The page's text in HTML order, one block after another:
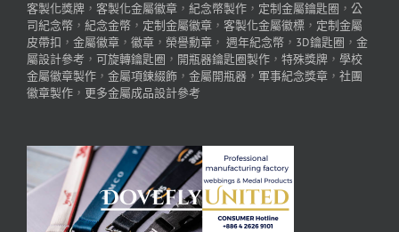
客製化獎牌 ， 客製化金屬徽章 ， 紀念幣製作 ， 定制金屬鑰匙圈 ， 公
司紀念幣 ， 紀念金幣 ， 定制金屬徽章 ， 客製化金屬徽標 ， 定制金屬
皮帶扣 ， 金屬徽章 ， 徽章 ， 榮譽勳章 ， 週年紀念幣 ， 3D鑰匙圈 ， 金
屬設計參考 ， 可旋轉鑰匙圈 ， 開瓶器鑰匙圈製作 ， 特殊獎牌 ， 學校
金屬徽章製作 ， 金屬項鍊綴飾 ， 金屬開瓶器 ， 軍事紀念獎章 ， 社團
徽章製作 ， 更多金屬成品設計參考